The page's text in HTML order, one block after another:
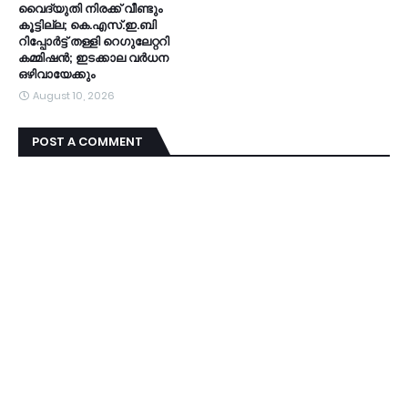
വൈദ്യുതി നിരക്ക് വീണ്ടും
കൂട്ടില്ല; കെ.എസ്.ഇ.ബി
റിപ്പോർട്ട് തള്ളി റെഗുലേറ്ററി
കമ്മിഷൻ; ഇടക്കാല വർധന
ഒഴിവായേക്കും
August 10, 2026
POST A COMMENT